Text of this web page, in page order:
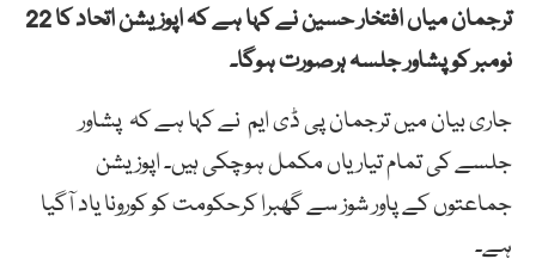
ترجمان میاں افتخار حسین نے کہا ہے کہ اپوزیشن اتحاد کا 22
نومبر کو پشاور جلسہ ہرصورت ہوگا۔
جاری بیان میں ترجمان پی ڈی ایم نے کہا ہے کہ پشاور
جلسے کی تمام تیاریاں مکمل ہوچکی ہیں۔ اپوزیشن
جماعتوں کے پاور شوز سے گھبرا کرحکومت کو کورونا یاد آگیا
ہے۔